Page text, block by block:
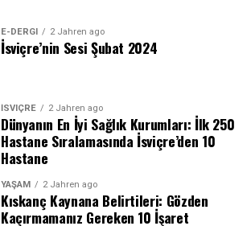
E-DERGI 2 Jahren ago
İsviçre’nin Sesi Şubat 2024
İSVIÇRE 2 Jahren ago
Dünyanın En İyi Sağlık Kurumları: İlk 250
Hastane Sıralamasında İsviçre’den 10
Hastane
YAŞAM 2 Jahren ago
Kıskanç Kaynana Belirtileri: Gözden
Kaçırmamanız Gereken 10 İşaret